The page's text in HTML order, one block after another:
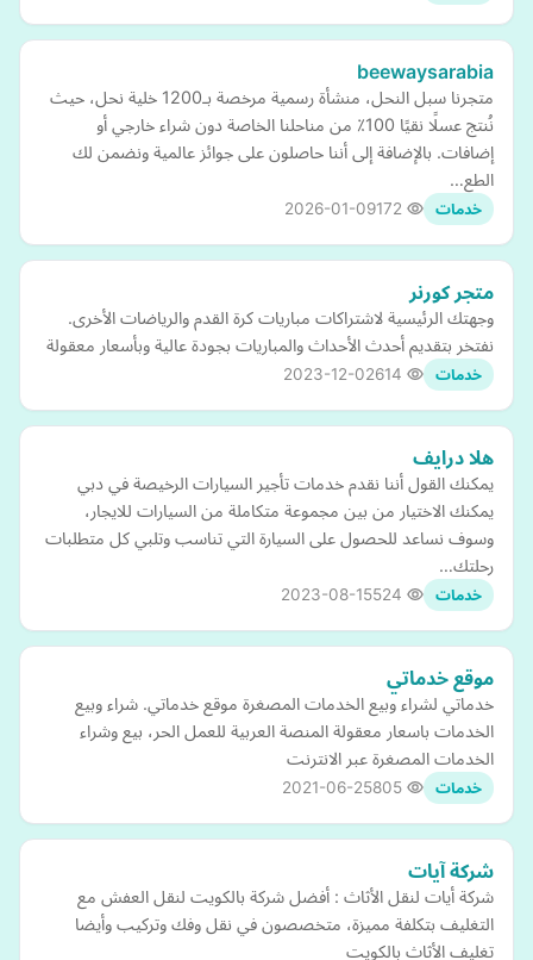
beewaysarabia
متجرنا سبل النحل، منشأة رسمية مرخصة بـ1200 خلية نحل، حيث
نُنتج عسلًا نقيًا 100٪ من مناحلنا الخاصة دون شراء خارجي أو
إضافات. بالإضافة إلى أننا حاصلون على جوائز عالمية ونضمن لك
الطع…
خدمات 2026-01-09
متجر كورنر
وجهتك الرئيسية لاشتراكات مباريات كرة القدم والرياضات الأخرى.
نفتخر بتقديم أحدث الأحداث والمباريات بجودة عالية وبأسعار معقولة
خدمات 2023-12-02
هلا درايف
يمكنك القول أننا نقدم خدمات تأجير السيارات الرخيصة في دبي
يمكنك الاختيار من بين مجموعة متكاملة من السيارات للايجار،
وسوف نساعد للحصول على السيارة التي تناسب وتلبي كل متطلبات
رحلتك…
خدمات 2023-08-15
موقع خدماتي
خدماتي لشراء وبيع الخدمات المصغرة موقع خدماتي. شراء وبيع
الخدمات باسعار معقولة المنصة العربية للعمل الحر، بيع وشراء
الخدمات المصغرة عبر الانترنت
خدمات 2021-06-25
شركة آيات
شركة أيات لنقل الأثاث : أفضل شركة بالكويت لنقل العفش مع
التغليف بتكلفة مميزة، متخصصون في نقل وفك وتركيب وأيضا
تغليف الأثاث بالكويت